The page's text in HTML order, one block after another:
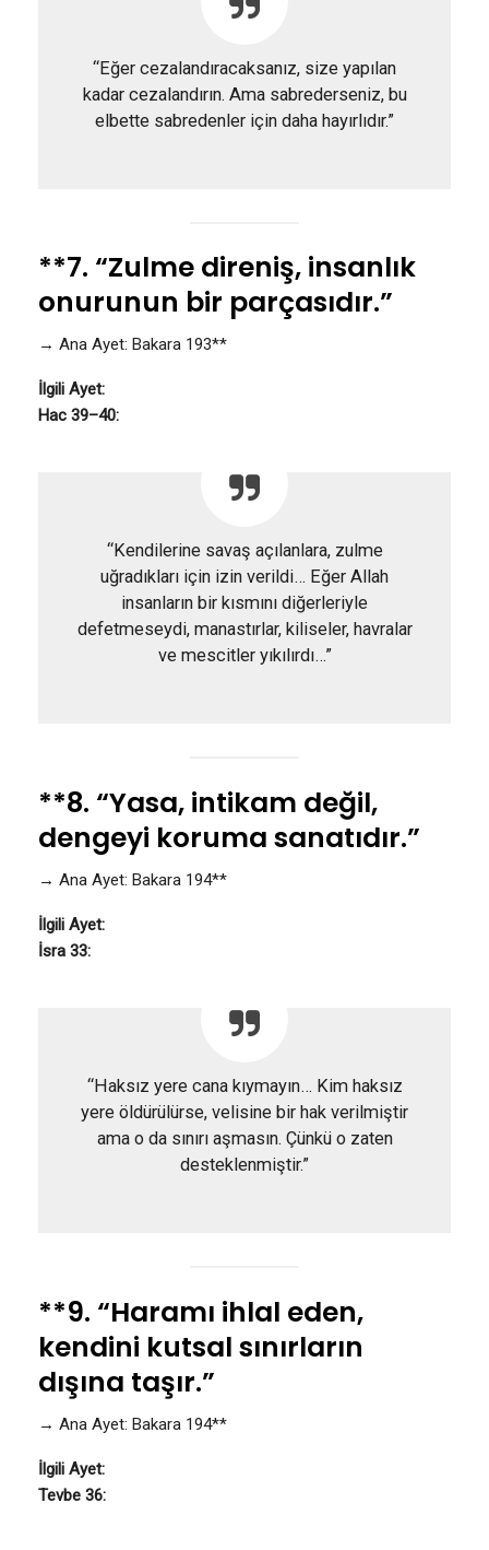
“Eğer cezalandıracaksanız, size yapılan
kadar cezalandırın. Ama sabrederseniz, bu
elbette sabredenler için daha hayırlıdır.”
**7. “Zulme direniş, insanlık
onurunun bir parçasıdır.”
→ Ana Ayet: Bakara 193**
İlgili Ayet:
Hac 39–40:
“Kendilerine savaş açılanlara, zulme
uğradıkları için izin verildi… Eğer Allah
insanların bir kısmını diğerleriyle
defetmeseydi, manastırlar, kiliseler, havralar
ve mescitler yıkılırdı…”
**8. “Yasa, intikam değil,
dengeyi koruma sanatıdır.”
→ Ana Ayet: Bakara 194**
İlgili Ayet:
İsra 33:
“Haksız yere cana kıymayın… Kim haksız
yere öldürülürse, velisine bir hak verilmiştir
ama o da sınırı aşmasın. Çünkü o zaten
desteklenmiştir.”
**9. “Haramı ihlal eden,
kendini kutsal sınırların
dışına taşır.”
→ Ana Ayet: Bakara 194**
İlgili Ayet:
Tevbe 36: